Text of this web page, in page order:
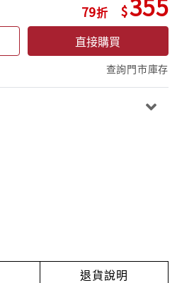
79
直接購買
查詢門市庫存
退貨說明